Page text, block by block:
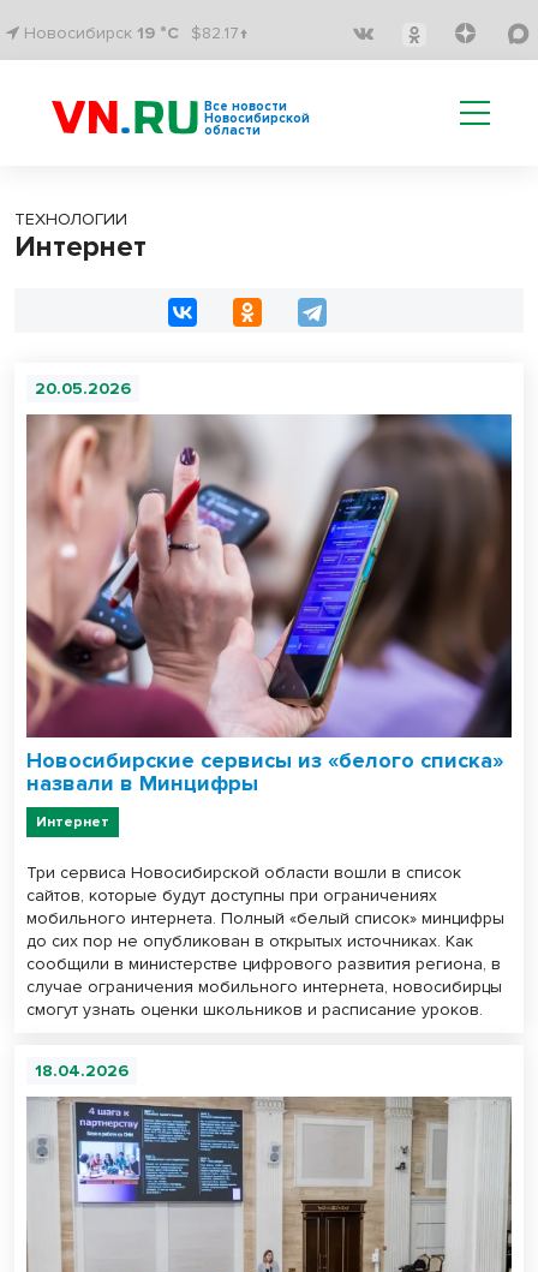
Новосибирск 19 °C $82.17↑
Все новости
Новосибирской
области
ТЕХНОЛОГИИ
Интернет
20.05.2026
Новосибирские сервисы из «белого списка»
назвали в Минцифры
Интернет
Три сервиса Новосибирской области вошли в список
сайтов, которые будут доступны при ограничениях
мобильного интернета. Полный «белый список» минцифры
до сих пор не опубликован в открытых источниках. Как
сообщили в министерстве цифрового развития региона, в
случае ограничения мобильного интернета, новосибирцы
смогут узнать оценки школьников и расписание уроков.
18.04.2026